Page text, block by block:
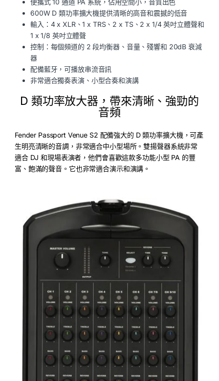
便攜式 10 通道 PA 系統，佔用空間小，音質出色
600W D 類功率擴大機提供清晰的高音和震撼的低音
輸入：4 x XLR、1 x TRS、2 x TS、2 x 1/4 英吋立體聲和
1 x 1/8 英吋立體聲
控制：每個頻道的 2 段均衡器、音量、殘響和 20dB 衰減
器
配備藍牙，可播放串流音訊
非常適合獨奏表演、小型合奏和演講
D 類功率放大器，帶來清晰、強勁的
音頻
Fender Passport Venue S2 配備強大的 D 類功率擴大機，可產
生明亮清晰的音調，非常適合中小型場所。雙揚聲器系統非常
適合 DJ 和現場表演者，他們會喜歡這款多功能小型 PA 的豐
富、飽滿的聲音。它也非常適合演示和演講。